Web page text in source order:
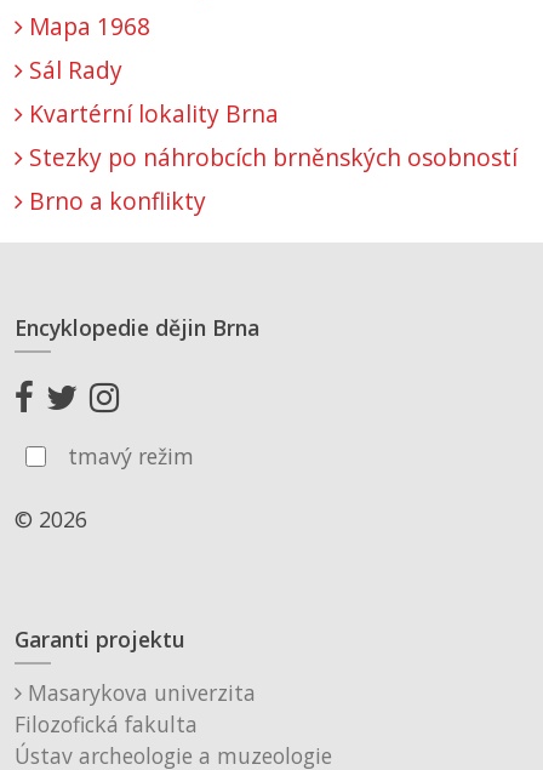
Mapa 1968
Sál Rady
Kvartérní lokality Brna
Stezky po náhrobcích brněnských osobností
Brno a konflikty
Encyklopedie dějin Brna
tmavý režim
© 2026
Garanti projektu
Masarykova univerzita
Filozofická fakulta
Ústav archeologie a muzeologie